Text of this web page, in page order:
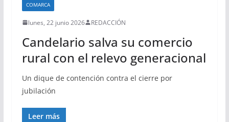
COMARCA
lunes, 22 junio 2026 REDACCIÓN
Candelario salva su comercio
rural con el relevo generacional
Un dique de contención contra el cierre por
jubilación
Leer más